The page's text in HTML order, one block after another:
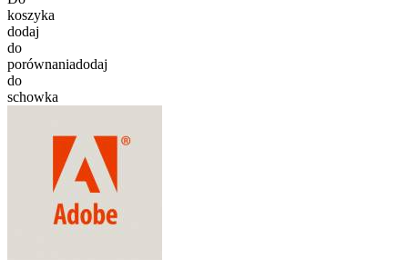
koszyka
dodaj
do
porównaniadodaj
do
schowka